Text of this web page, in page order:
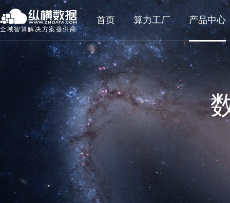
全域智算解决方案提供商
首页 算力工厂 产品中心